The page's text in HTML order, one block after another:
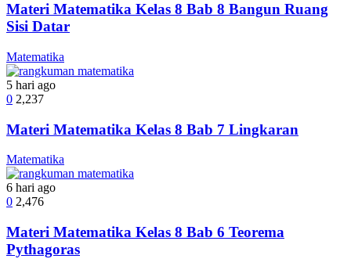
Materi Matematika Kelas 8 Bab 8 Bangun Ruang
Sisi Datar
Matematika
5 hari ago
0 2,237
Materi Matematika Kelas 8 Bab 7 Lingkaran
Matematika
6 hari ago
0 2,476
Materi Matematika Kelas 8 Bab 6 Teorema
Pythagoras